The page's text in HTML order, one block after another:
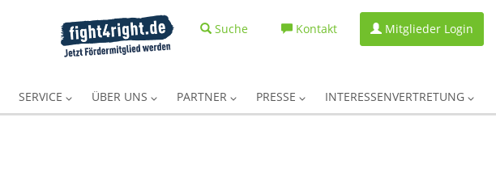
Suche Kontakt Mitglieder Login
SERVICE ÜBER UNS PARTNER PRESSE INTERESSENVERTRETUNG